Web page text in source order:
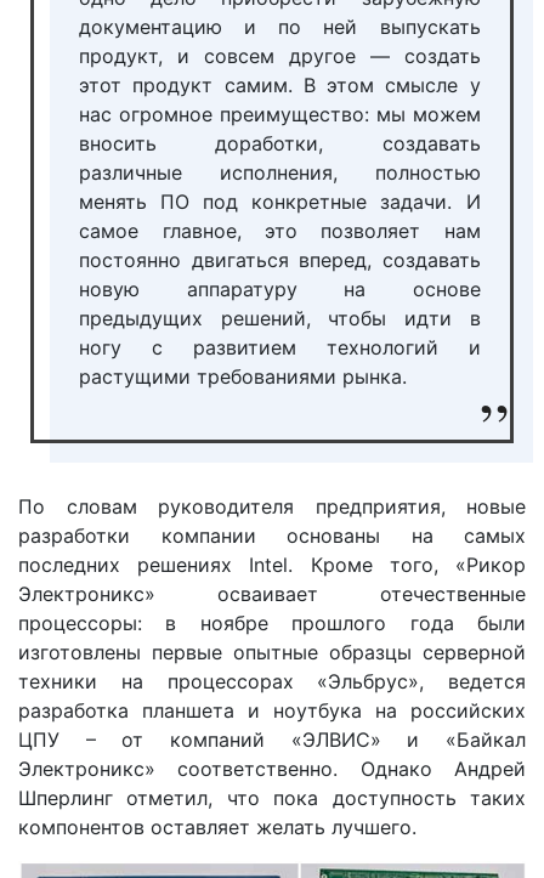
документацию и по ней выпускать
продукт, и совсем другое — создать
этот продукт самим. В этом смысле у
нас огромное преимущество: мы можем
вносить доработки, создавать
различные исполнения, полностью
менять ПО под конкретные задачи. И
самое главное, это позволяет нам
постоянно двигаться вперед, создавать
новую аппаратуру на основе
предыдущих решений, чтобы идти в
ногу с развитием технологий и
растущими требованиями рынка.
По словам руководителя предприятия, новые
разработки компании основаны на самых
последних решениях Intel. Кроме того, «Рикор
Электроникс» осваивает отечественные
процессоры: в ноябре прошлого года были
изготовлены первые опытные образцы серверной
техники на процессорах «Эльбрус», ведется
разработка планшета и ноутбука на российских
ЦПУ – от компаний «ЭЛВИС» и «Байкал
Электроникс» соответственно. Однако Андрей
Шперлинг отметил, что пока доступность таких
компонентов оставляет желать лучшего.